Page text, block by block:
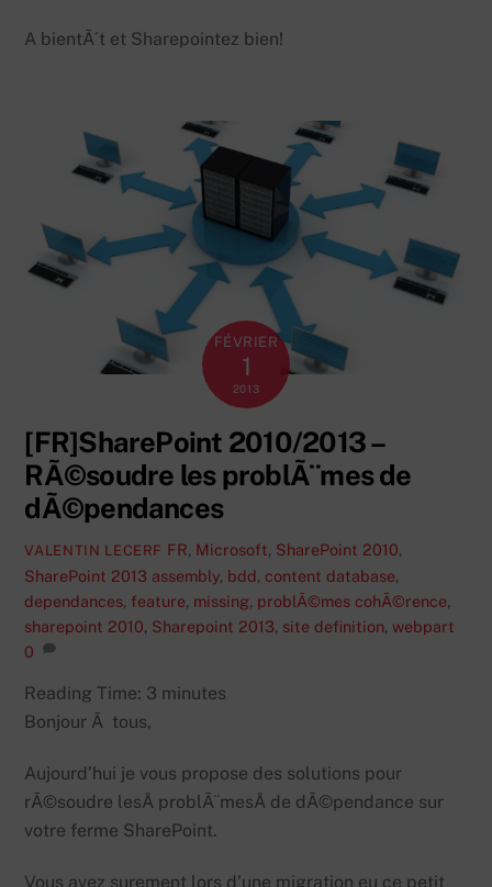
A bientÃ´t et Sharepointez bien!
FÉVRIER
1
2013
[FR]SharePoint 2010/2013 –
RÃ©soudre les problÃ¨mes de
dÃ©pendances
VALENTIN LECERF FR, Microsoft, SharePoint 2010,
SharePoint 2013 assembly, bdd, content database,
dependances, feature, missing, problÃ©mes cohÃ©rence,
sharepoint 2010, Sharepoint 2013, site definition, webpart
0
Reading Time: 3 minutes
Bonjour Ã tous,
Aujourd’hui je vous propose des solutions pour
rÃ©soudre lesÂ problÃ¨mesÂ de dÃ©pendance sur
votre ferme SharePoint.
Vous avez surement lors d’une migration eu ce petit